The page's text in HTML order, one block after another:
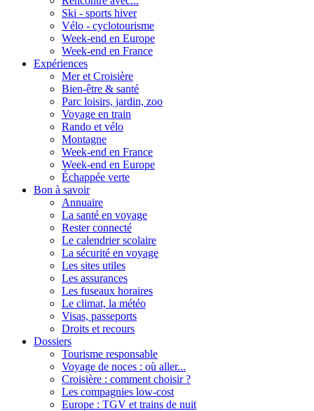
Ski - sports hiver
Vélo - cyclotourisme
Week-end en Europe
Week-end en France
Expériences
Mer et Croisière
Bien-être & santé
Parc loisirs, jardin, zoo
Voyage en train
Rando et vélo
Montagne
Week-end en France
Week-end en Europe
Échappée verte
Bon à savoir
Annuaire
La santé en voyage
Rester connecté
Le calendrier scolaire
La sécurité en voyage
Les sites utiles
Les assurances
Les fuseaux horaires
Le climat, la météo
Visas, passeports
Droits et recours
Dossiers
Tourisme responsable
Voyage de noces : où aller...
Croisière : comment choisir ?
Les compagnies low-cost
Europe : TGV et trains de nuit